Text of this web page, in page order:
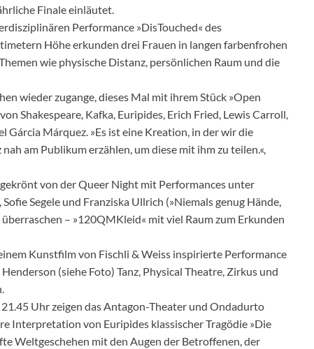
Finale einläutet.
Performance »DisTouched« des
Höhe erkunden drei Frauen in langen farbenfrohen
wie physische Distanz, persönlichen Raum und die
wieder zugange, dieses Mal mit ihrem Stück »Open
Shakespeare, Kafka, Euripides, Erich Fried, Lewis Carroll,
Gárcia Márquez. »Es ist eine Kreation, in der wir die
am Publikum erzählen, um diese mit ihm zu teilen.«,
von der Queer Night mit Performances unter
Segele und Franziska Ullrich (»Niemals genug Hände,
– »120QMKleid« mit viel Raum zum Erkunden
Kunstfilm von Fischli & Weiss inspirierte Performance
(siehe Foto) Tanz, Physical Theatre, Zirkus und
Uhr zeigen das Antagon-Theater und Ondadurto
Interpretation von Euripides klassischer Tragödie »Die
Weltgeschehen mit den Augen der Betroffenen, der